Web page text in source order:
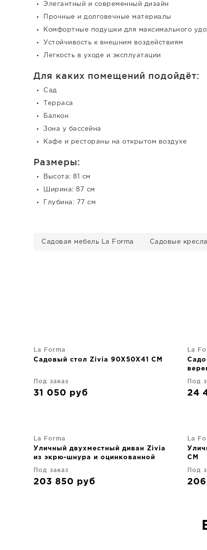
Элегантный и современный дизайн
Прочные и долговечные материалы
Комфортные подушки для максимального
Устойчивость к внешним воздействиям
Легкость в уходе и эксплуатации
Для каких помещений подойдёт:
Сад
Терраса
Балкон
Зона у бассейна
Кафе и рестораны на открытом воздухе
Размеры:
Высота: 81 см
Ширина: 87 см
Глубина: 77 см
Садовая мебель La Forma Садовые
La Forma
Садовый стол Zivia 90X50X41 CM
Под заказ
31 050 руб
La
Под
24
La Forma
Уличный двухместный диван Zivia
из экрю-шнура и оцинкованной
Под заказ
203 850 руб
La
CM
Под